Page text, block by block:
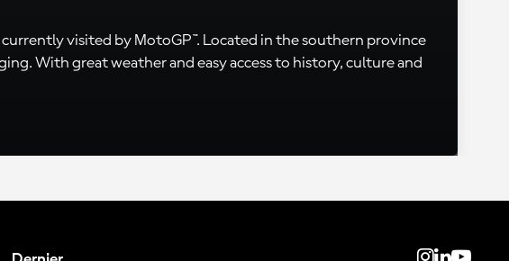
visited by MotoGP™. Located in the southern province
With great weather and easy access to history, culture and